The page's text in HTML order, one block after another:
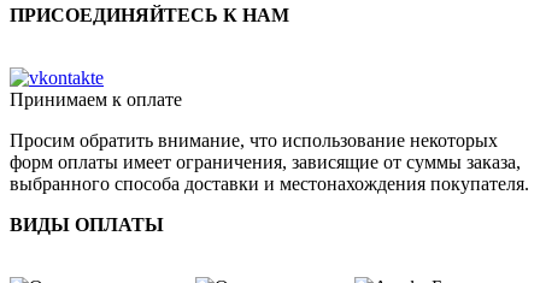
ПРИСОЕДИНЯЙТЕСЬ К НАМ
Принимаем к оплате
Просим обратить внимание, что использование некоторых
форм оплаты имеет ограничения, зависящие от суммы заказа,
выбранного способа доставки и местонахождения покупателя.
ВИДЫ ОПЛАТЫ